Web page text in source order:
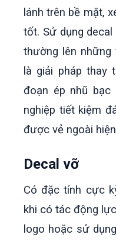
lánh trên bề mặt,
tốt. Sử dụng
thường lên những
là giải pháp thay
đoạn ép nhũ bạc
nghiệp tiết kiệm
được vẻ ngoài
Decal vỡ
Có đặc tính cực
khi có tác động
logo hoặc sử